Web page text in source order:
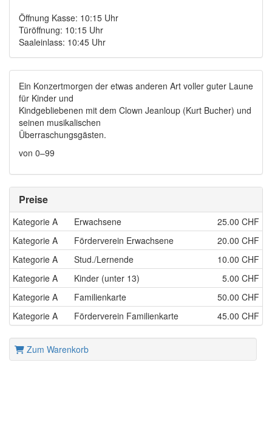
Öffnung Kasse: 10:15 Uhr
Türöffnung: 10:15 Uhr
Saaleinlass: 10:45 Uhr
Ein Konzertmorgen der etwas anderen Art voller guter Laune
für Kinder und
Kindgebliebenen mit dem Clown Jeanloup (Kurt Bucher) und
seinen musikalischen
Überraschungsgästen.
von 0–99
Preise
Kategorie A Erwachsene
25.00 CHF
Kategorie A
Förderverein Erwachsene
20.00 CHF
Kategorie A
Stud./Lernende
10.00 CHF
Kategorie A
Kinder (unter 13)
5.00 CHF
Kategorie A
Familienkarte
50.00 CHF
Kategorie A
Förderverein Familienkarte 45.00 CHF
Zum Warenkorb